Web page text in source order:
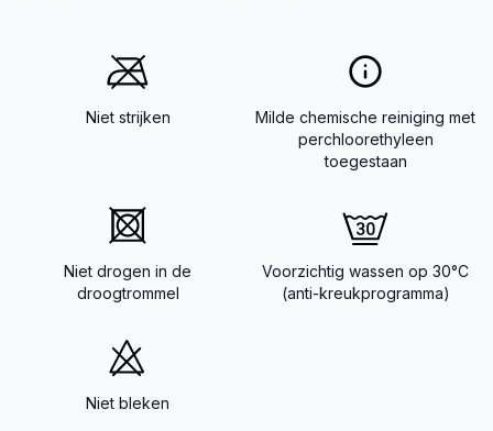
Niet strijken
Milde chemische reiniging met
perchloorethyleen
toegestaan
Niet drogen in de
droogtrommel
Voorzichtig wassen op 30°C
(anti-kreukprogramma)
Niet bleken